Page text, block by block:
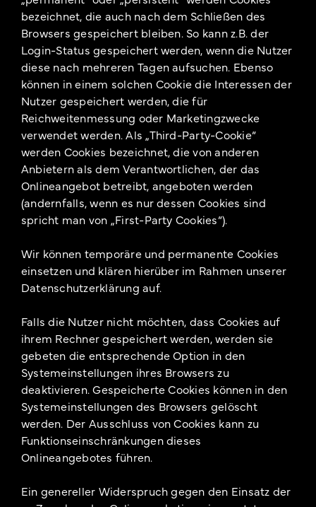
bezeichnet, die auch nach dem Schließen des
Browsers gespeichert bleiben. So kann z.B. der
Login-Status gespeichert werden, wenn die Nutzer
diese nach mehreren Tagen aufsuchen. Ebenso
können in einem solchen Cookie die Interessen der
Nutzer gespeichert werden, die für
Reichweitenmessung oder Marketingzwecke
verwendet werden. Als „Third-Party-Cookie“
werden Cookies bezeichnet, die von anderen
Anbietern als dem Verantwortlichen, der das
Onlineangebot betreibt, angeboten werden
(andernfalls, wenn es nur dessen Cookies sind
spricht man von „First-Party Cookies“).
Wir können temporäre und permanente Cookies
einsetzen und klären hierüber im Rahmen unserer
Datenschutzerklärung auf.
Falls die Nutzer nicht möchten, dass Cookies auf
ihrem Rechner gespeichert werden, werden sie
gebeten die entsprechende Option in den
Systemeinstellungen ihres Browsers zu
deaktivieren. Gespeicherte Cookies können in den
Systemeinstellungen des Browsers gelöscht
werden. Der Ausschluss von Cookies kann zu
Funktionseinschränkungen dieses
Onlineangebotes führen.
Ein genereller Widerspruch gegen den Einsatz der